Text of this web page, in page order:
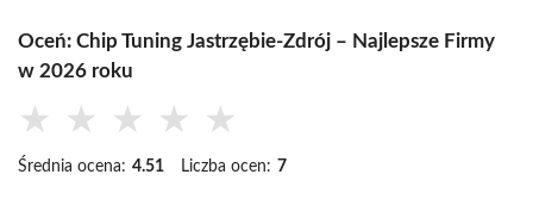
Oceń: Chip Tuning Jastrzębie-Zdrój – Najlepsze Firmy
w 2026 roku
★ ★ ★ ★ ★
Średnia ocena: 4.51 Liczba ocen: 7